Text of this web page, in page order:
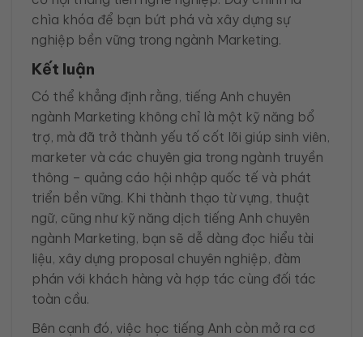
chìa khóa để bạn bứt phá và xây dựng sự
nghiệp bền vững trong ngành Marketing.
Kết luận
Có thể khẳng định rằng, tiếng Anh chuyên
ngành Marketing không chỉ là một kỹ năng bổ
trợ, mà đã trở thành yếu tố cốt lõi giúp sinh viên,
marketer và các chuyên gia trong ngành truyền
thông – quảng cáo hội nhập quốc tế và phát
triển bền vững. Khi thành thạo từ vựng, thuật
ngữ, cũng như kỹ năng dịch tiếng Anh chuyên
ngành Marketing, bạn sẽ dễ dàng đọc hiểu tài
liệu, xây dựng proposal chuyên nghiệp, đàm
phán với khách hàng và hợp tác cùng đối tác
toàn cầu.
Bên cạnh đó, việc học tiếng Anh còn mở ra cơ